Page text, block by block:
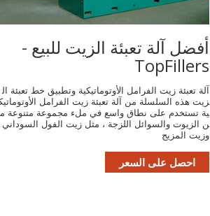
أفضل آلة تعبئة الزيت للبيع -
TopFillers
آلة تعبئة زيت الفرامل الأوتوماتيكية وتطبيق خط تعبئة ال
زيت هذه السلسلة من آلة تعبئة زيت الفرامل
ية تستخدم على نطاق واسع في ملء مجموعة متنوعة م
ن الزيوت والسوائل اللزجة ، مثل زيت الفول السوداني
وزيت المزيج
احصل على السعر